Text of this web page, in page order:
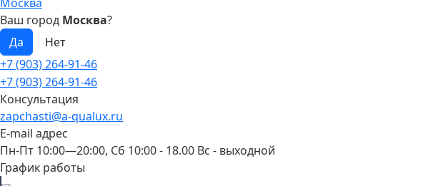
Ваш город Москва?
+7 (903) 264-91-46
+7 (903) 264-91-46
Консультация
zapchasti@a-qualux.ru
E-mail адрес
Пн-Пт 10:00—20:00, Сб 10:00 - 18.00 Вс - выходной
График работы